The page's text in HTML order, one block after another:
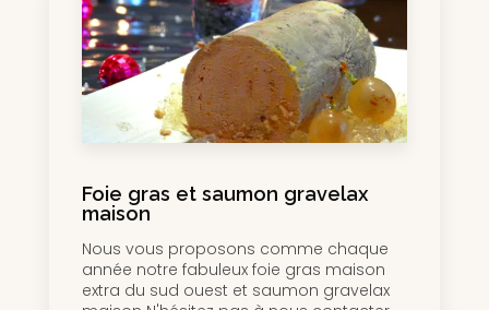
Foie gras et saumon gravelax
maison
Nous vous proposons comme chaque
année notre fabuleux foie gras maison
extra du sud ouest et saumon gravelax